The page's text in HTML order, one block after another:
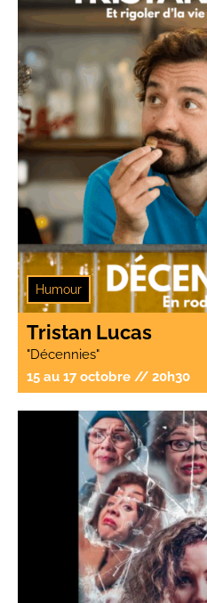
Humour
Tristan Lucas
"Décennies"
15 au 17 octobre // 20h30